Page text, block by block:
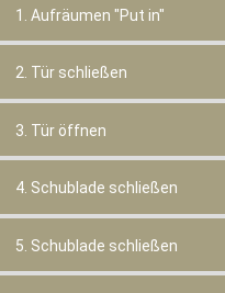
1. Aufräumen "Put in"
2. Tür schließen
3. Tür öffnen
4. Schublade schließen
5. Schublade schließen